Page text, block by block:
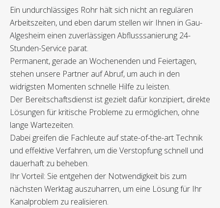
Ein undurchlässiges Rohr hält sich nicht an regulären
Arbeitszeiten, und eben darum stellen wir Ihnen in Gau-
Algesheim einen zuverlässigen Abflusssanierung 24-
Stunden-Service parat.
Permanent, gerade an Wochenenden und Feiertagen,
stehen unsere Partner auf Abruf, um auch in den
widrigsten Momenten schnelle Hilfe zu leisten.
Der Bereitschaftsdienst ist gezielt dafür konzipiert, direkte
Lösungen für kritische Probleme zu ermöglichen, ohne
lange Wartezeiten.
Dabei greifen die Fachleute auf state-of-the-art Technik
und effektive Verfahren, um die Verstopfung schnell und
dauerhaft zu beheben.
Ihr Vorteil: Sie entgehen der Notwendigkeit bis zum
nächsten Werktag auszuharren, um eine Lösung für Ihr
Kanalproblem zu realisieren.